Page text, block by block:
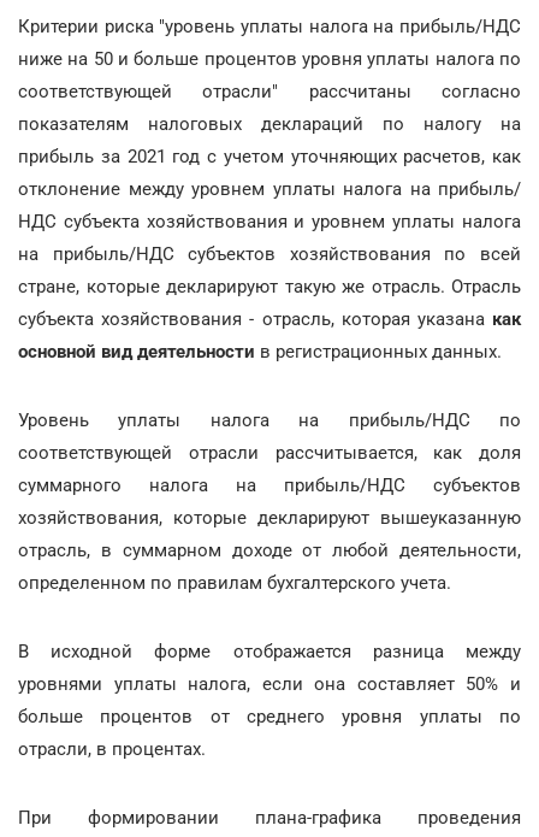
Критерии риска "уровень уплаты налога на прибыль/НДС
ниже на 50 и больше процентов уровня уплаты налога по
соответствующей отрасли" рассчитаны согласно
показателям налоговых деклараций по налогу на
прибыль за 2021 год с учетом уточняющих расчетов, как
отклонение между уровнем уплаты налога на прибыль/
НДС субъекта хозяйствования и уровнем уплаты налога
на прибыль/НДС субъектов хозяйствования по всей
стране, которые декларируют такую же отрасль. Отрасль
субъекта хозяйствования - отрасль, которая указана как
основной вид деятельности в регистрационных данных.
Уровень уплаты налога на прибыль/НДС по
соответствующей отрасли рассчитывается, как доля
суммарного налога на прибыль/НДС субъектов
хозяйствования, которые декларируют вышеуказанную
отрасль, в суммарном доходе от любой деятельности,
определенном по правилам бухгалтерского учета.
В исходной форме отображается разница между
уровнями уплаты налога, если она составляет 50% и
больше процентов от среднего уровня уплаты по
отрасли, в процентах.
При формировании плана-графика проведения